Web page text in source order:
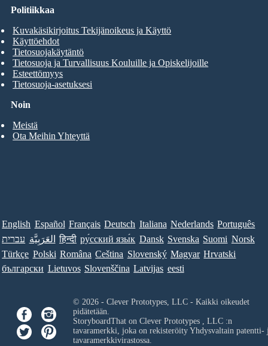
Noin
Meistä
Ota Meihin Yhteyttä
Politiikkaa
Kuvakäsikirjoitus Tekijänoikeus ja Käyttö
Käyttöehdot
Tietosuojakäytäntö
Tietosuoja ja Turvallisuus Kouluille ja Opiskelijoille
Esteettömyys
Tietosuoja-asetuksesi
English Español Français Deutsch Italiana Nederlands Português
עברית العَرَبِيَّة हिन्दी ру́сский язы́к Dansk Svenska Suomi Norsk
Türkçe Polski Româna Ceština Slovenský Magyar Hrvatski
български Lietuvos Slovenščina Latvijas eesti
© 2026 - Clever Prototypes, LLC - Kaikki oikeudet
pidätetään.
StoryboardThat on Clever Prototypes , LLC:n
tavaramerkki, joka on rekisteröity Yhdysvaltain patentti-
tavaramerkkivirastossa.